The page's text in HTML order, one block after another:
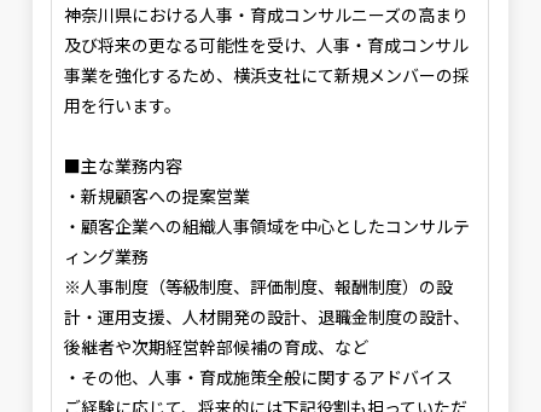
神奈川県における人事・育成コンサルニーズの高まり
及び将来の更なる可能性を受け、人事・育成コンサル
事業を強化するため、横浜支社にて新規メンバーの採
用を行います。
■主な業務内容
・新規顧客への提案営業
・顧客企業への組織人事領域を中心としたコンサルテ
ィング業務
※人事制度（等級制度、評価制度、報酬制度）の設
計・運用支援、人材開発の設計、退職金制度の設計、
後継者や次期経営幹部候補の育成、など
・その他、人事・育成施策全般に関するアドバイス
ご経験に応じて、将来的には下記役割も担っていただ